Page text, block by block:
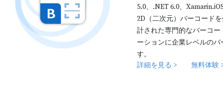
5.0、.NET 6.0、
2D（二次元）バーコード
計された専門的なバーコ
ーションに企業レベルの
す。
詳細を見る >
無料体験